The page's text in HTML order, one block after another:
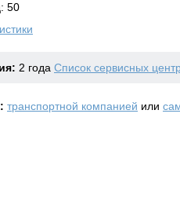
50
2 года Список сервисных
транспортной компанией или